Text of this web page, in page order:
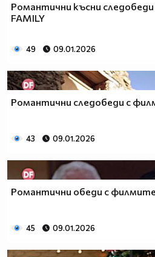
Романтични късни
FAMILY
49 09.01.2026
Романтични следобеди с
43 09.01.2026
Романтични обеди с филмите
45 09.01.2026